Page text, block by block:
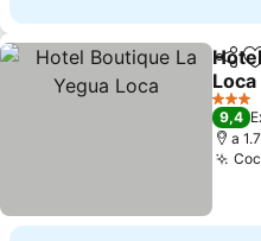
Loca
Ver
3
9,4
a